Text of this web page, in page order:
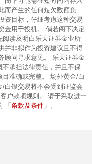
而产生的任何短欠数额负
资目标，仔细考虑这种交易
金用于投机。 倘若阁下决定
读及明白乐天证券金业所
并非拟作为投资建议且不得
顾问寻求意见。 乐天证券金
承担法律责任，并且不保
准确或完整。 场外黄金/白
白银交易将不会受到证监会
户款项规则。 请于采取进一
「 条款及条件 」。